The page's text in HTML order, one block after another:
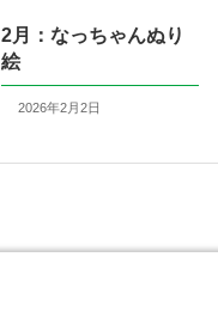
2月：なっちゃんぬり
絵
2026年2月2日